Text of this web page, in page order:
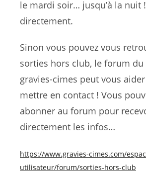
le mardi soir… jusqu’à la nuit
directement.
Sinon vous pouvez vous
sorties hors club, le forum du
gravies-cimes peut vous
mettre en contact ! Vous
abonner au forum pour
directement les infos…
https://www.gravies-cimes.com/
utilisateur/forum/sorties-hors-club